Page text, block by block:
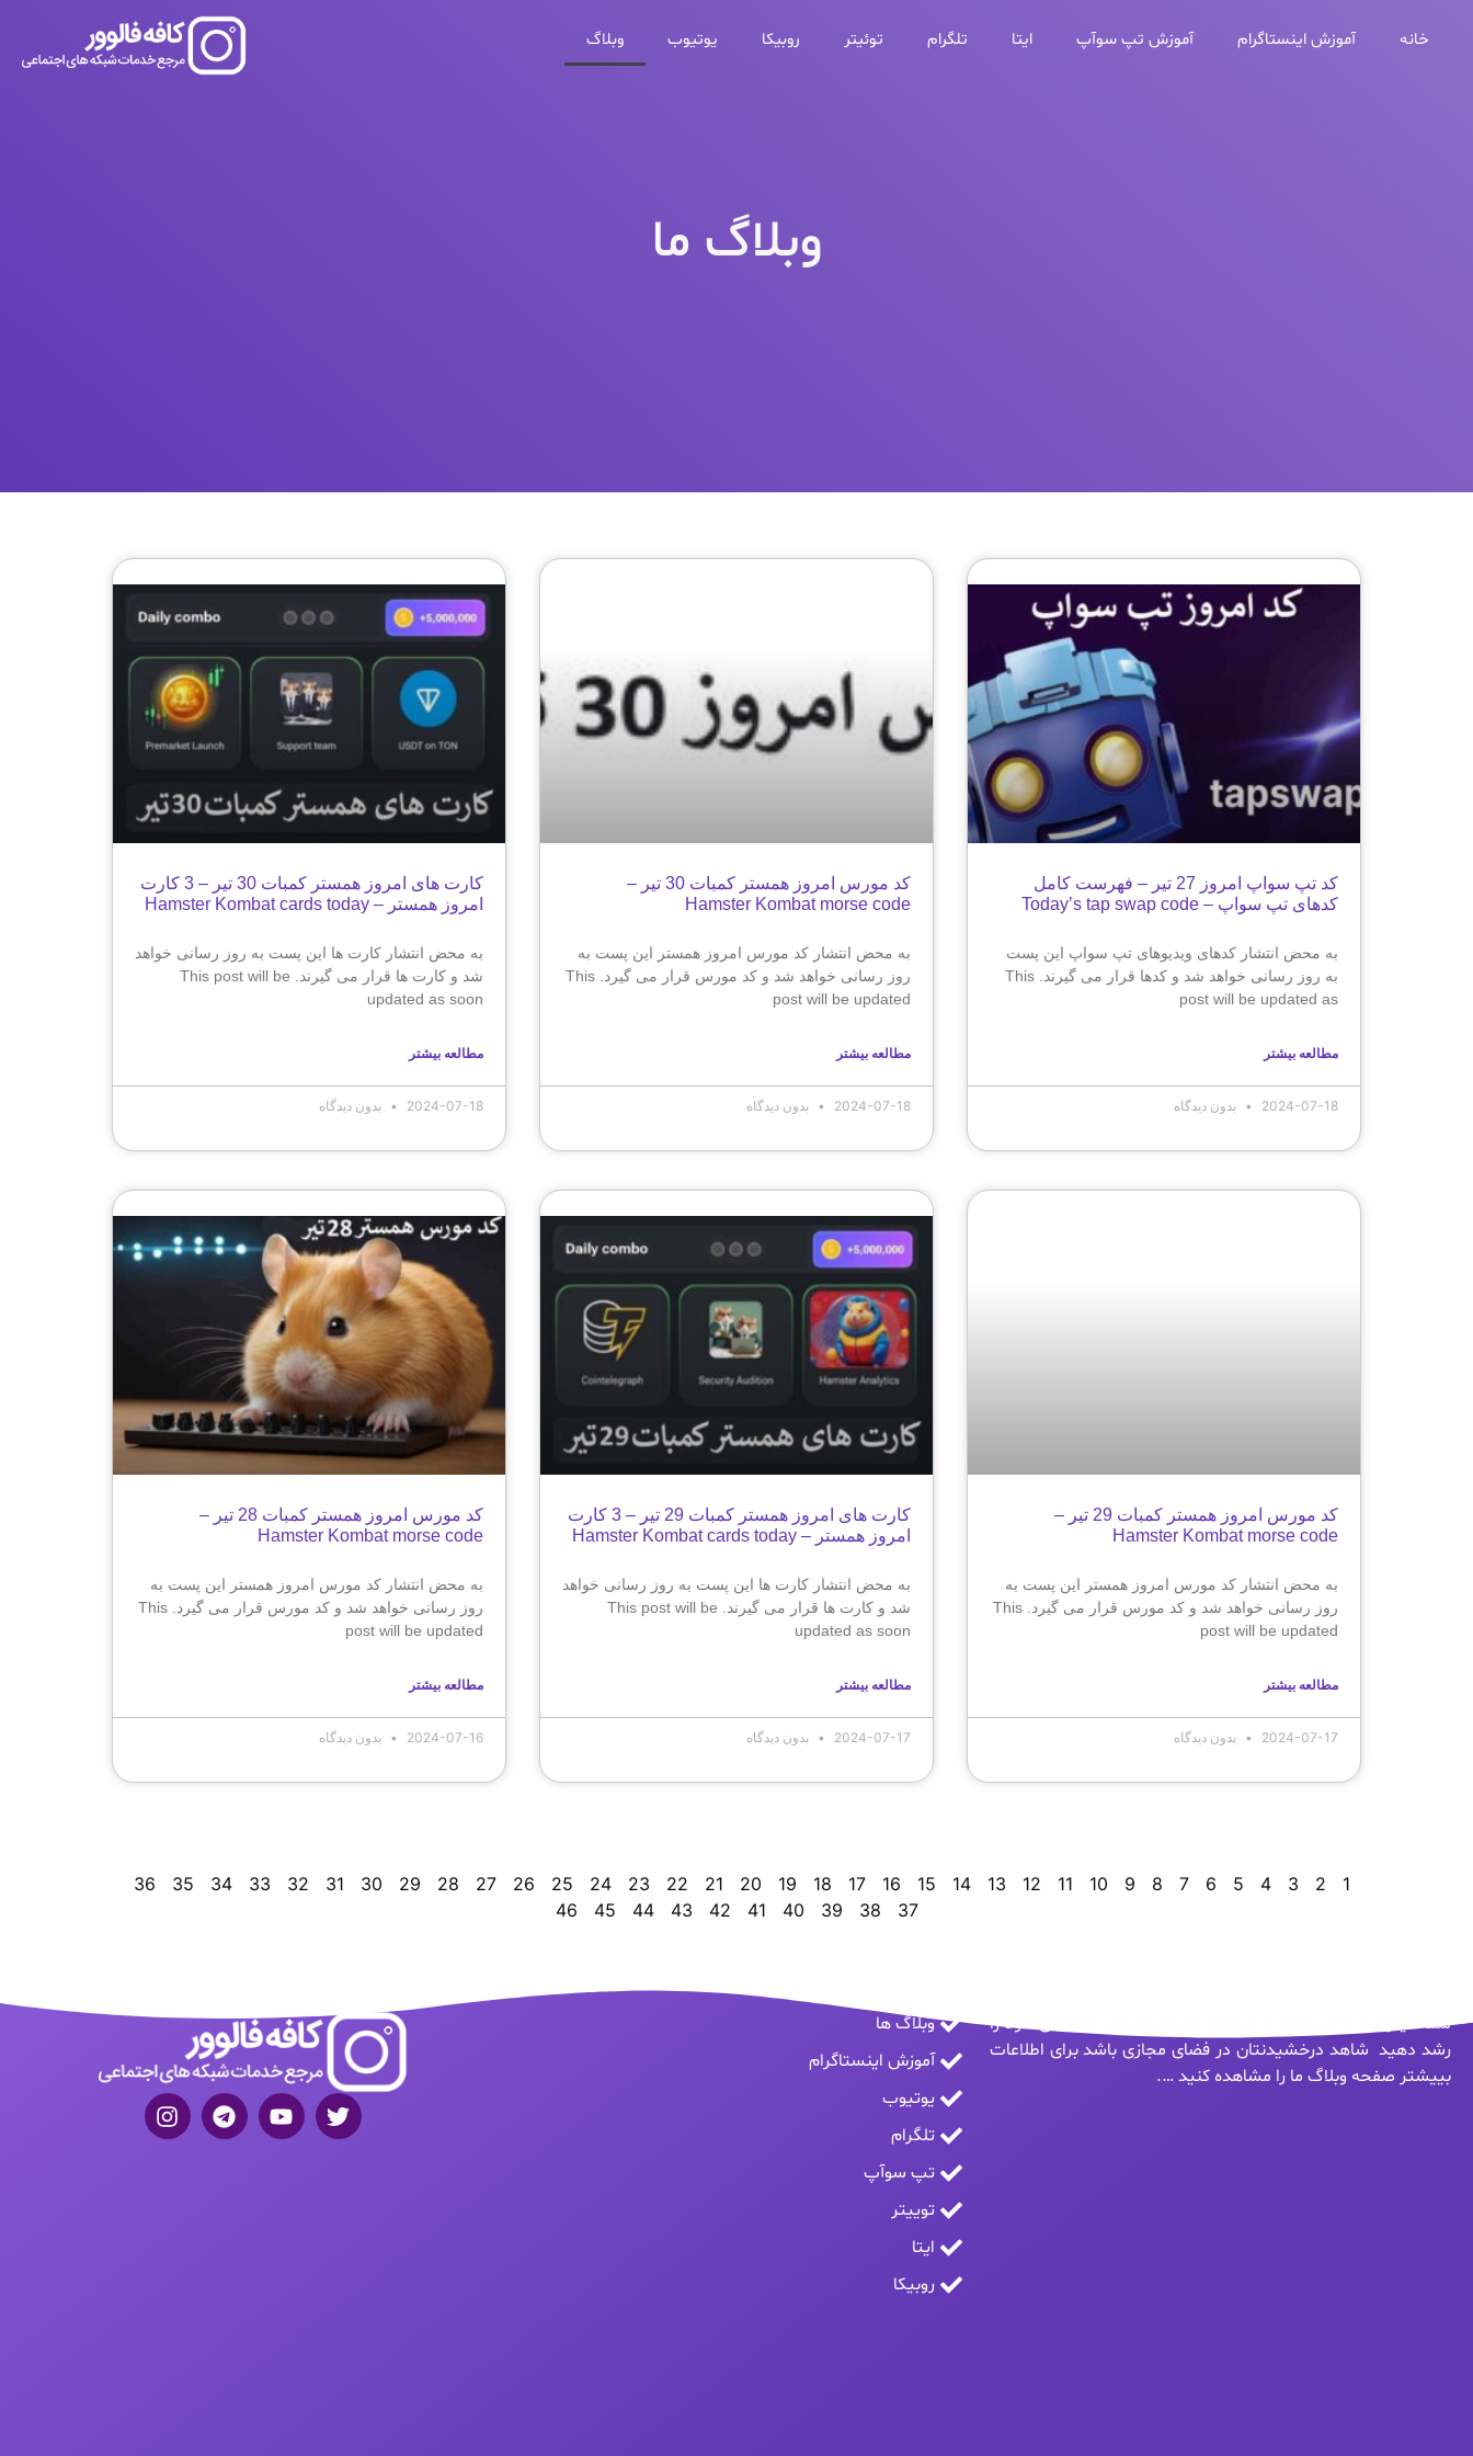
خانه آموزش اینستاگرام آموزش تپ سوآپ ایتا تلگرام توئیتر روبیکا یوتیوب وبلاگ
وبلاگ ما
کد تپ سواپ امروز 27 تیر – فهرست کامل
کدهای تپ سواپ – Today’s tap swap code
به محض انتشار کدهای ویدیوهای تپ سواپ این پست
به روز رسانی خواهد شد و کدها قرار می گیرند. This
post will be updated as
مطالعه بیشتر
2024-07-18 بدون دیدگاه
کد مورس امروز همستر کمبات 30 تیر –
Hamster Kombat morse code
به محض انتشار کد مورس امروز همستر این پست به
روز رسانی خواهد شد و کد مورس قرار می گیرد. This
post will be updated
مطالعه بیشتر
2024-07-18 بدون دیدگاه
کارت های امروز همستر کمبات 30 تیر – 3 کارت
امروز همستر – Hamster Kombat cards today
به محض انتشار کارت ها این پست به روز رسانی خواهد
شد و کارت ها قرار می گیرند. This post will be
updated as soon
مطالعه بیشتر
2024-07-18 بدون دیدگاه
کد مورس امروز همستر کمبات 29 تیر –
Hamster Kombat morse code
به محض انتشار کد مورس امروز همستر این پست به
روز رسانی خواهد شد و کد مورس قرار می گیرد. This
post will be updated
مطالعه بیشتر
2024-07-17 بدون دیدگاه
کارت های امروز همستر کمبات 29 تیر – 3 کارت
امروز همستر – Hamster Kombat cards today
به محض انتشار کارت ها این پست به روز رسانی خواهد
شد و کارت ها قرار می گیرند. This post will be
updated as soon
مطالعه بیشتر
2024-07-17 بدون دیدگاه
کد مورس امروز همستر کمبات 28 تیر –
Hamster Kombat morse code
به محض انتشار کد مورس امروز همستر این پست به
روز رسانی خواهد شد و کد مورس قرار می گیرد. This
post will be updated
مطالعه بیشتر
2024-07-16 بدون دیدگاه
1
2
3
4
5
6
7
8
9
10
11
12
13
14
15
16
17
18
19
20
21
22
23
24
25
26
27
28
29
30
31
32
33
34
35
36
37
38
39
40
41
42
43
44
45
46
شما میتوانید با استفاده از خدمات ما صفحه های اجتماعی خود را
رشد دهید شاهد درخشیدنتان در فضای مجازی باشد برای اطلاعات
بییشتر صفحه وبلاگ ما را مشاهده کنید ….
وبلاگ ها
آموزش اینستاگرام
یوتیوب
تلگرام
تپ سوآپ
توییتر
ایتا
روبیکا